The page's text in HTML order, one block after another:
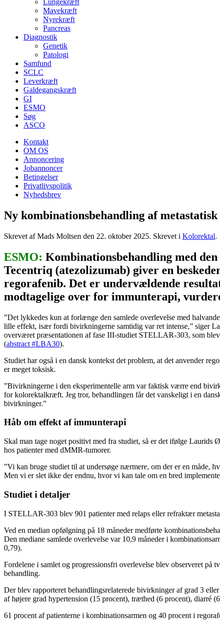
Lungekræft
Mavekræft
Nyrekræft
Pancreas
Diagnostik
Genetik
Patologi
Samfund
SCLC
Leverkræft
Galdegangskræft
GI
ESMO
Søg
ASCO
Kontakt
OM OS
Annoncering
Jobannoncer
Betingelser
Privatlivspolitik
Nyhedsbrev
Ny kombinationsbehandling af
Skrevet af Mads Moltsen den 22. oktober 2025. Skrevet i Kolorektal.
ESMO: Kombinationsbehandling med
Tecentriq (atezolizumab) giver en
regorafenib. Det er undervældende
modtagelige over for immunterapi,
”Det lykkedes kun at forlænge den samlede overlevelse med
lille effekt, især fordi bivirkningerne samtidig var ret intense,” siger
overværet præsentationen af fase III-studiet STELLAR-303, som
(abstract #LBA30).
Studiet har også i en dansk kontekst det problem, at det anvender
er meget toksisk.
”Bivirkningerne i den eksperimentelle arm var faktisk værre end
for kolorektalkræft. Jeg tror, behandlingen får det vanskeligt i en
bivirkninger.”
Håb om effekt af immunterapi
Skal man tage noget positivt med fra studiet, så er det ifølge
hos patienter med dMMR-tumorer.
”Vi kan bruge studiet til at undersøge nærmere, om der er en måde,
Men vi er slet ikke der endnu, hvor vi kan tale om en bred
Studiet i detaljer
I STELLAR-303 blev 901 patienter med relaps eller refraktær
Ved en median opfølgning på 18 måneder medførte
Den mediane samlede overlevelse var 10,9 måneder i
0,79).
Fordelene i samlet og progressionsfri overlevelse blev observeret
behandling.
Der blev rapporteret behandlingsrelaterede bivirkninger af grad 3
af højere grad hypertension (15 procent), træthed (6 procent), diarré
61 procent af patienterne i kombinationsarmen og 40 procent i